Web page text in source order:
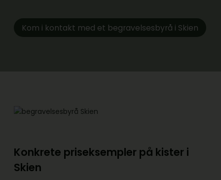
Kom i kontakt med et begravelsesbyrå i Skien
Konkrete priseksempler på kister i
Skien